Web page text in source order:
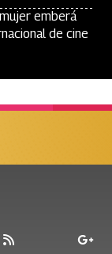
emberá
de cine